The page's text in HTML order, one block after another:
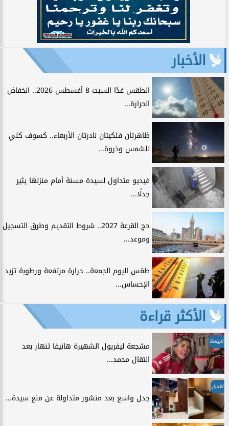
الأخبار
الطقس غدًا السبت 8 أغسطس 2026.. انخفاض
الحرارة...
ظاهرتان فلكيتان نادرتان الأربعاء.. كسوف كلي
للشمس وذروة...
فيديو متداول لسيدة مسنة أمام منزلها يثير
جدلًا...
حج القرعة 2027.. شروط التقديم وطرق التسجيل
وموعد...
طقس اليوم الجمعة.. حرارة مرتفعة ورطوبة تزيد
الإحساس...
الأكثر قراءة
الرياضة
مشجعة ليفربول الشهيرة هانيفا تنهار بعد
انتقال محمد...
الأخبار
جدل واسع بعد منشور متداولة عن منع سيدة...